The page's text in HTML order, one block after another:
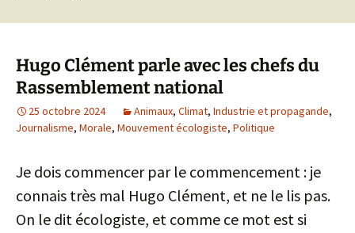
Hugo Clément parle avec les chefs du
Rassemblement national
25 octobre 2024 Animaux, Climat, Industrie et propagande,
Journalisme, Morale, Mouvement écologiste, Politique
Je dois commencer par le commencement : je
connais très mal Hugo Clément, et ne le lis pas.
On le dit écologiste, et comme ce mot est si